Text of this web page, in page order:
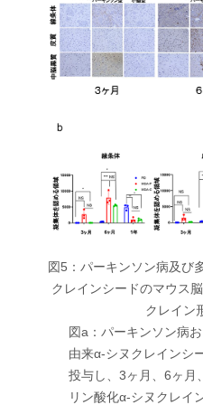
図5：パーキンソン病及び
クレインシードのマウス
クレイン
図a：パーキンソン病
由来α-シヌクレインシ
投与し、3ヶ月、6ヶ月
リン酸化α-シヌクレイ